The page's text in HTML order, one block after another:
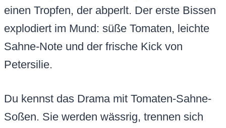
einen Tropfen, der abperlt. Der erste Bissen
explodiert im Mund: süße Tomaten, leichte
Sahne-Note und der frische Kick von
Petersilie.
Du kennst das Drama mit Tomaten-Sahne-
Soßen. Sie werden wässrig, trennen sich